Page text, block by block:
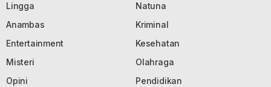
Lingga
Natuna
Anambas
Kriminal
Entertainment
Kesehatan
Misteri
Olahraga
Opini
Pendidikan